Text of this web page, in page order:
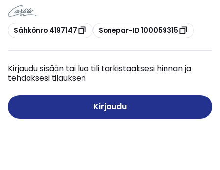
Kopioi
Sähkönro 4197147 Kopioi
Sonepar-ID 100059315
Kirjaudu sisään tai luo tili tarkistaaksesi hinnan ja
tehdäksesi tilauksen
Kirjaudu